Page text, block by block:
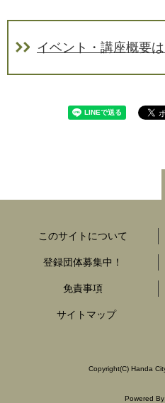
イベント・講座概要
このサイトについて
登録団体募集中！
免責事項
サイトマップ
Copyright(C) Handa
Powered By